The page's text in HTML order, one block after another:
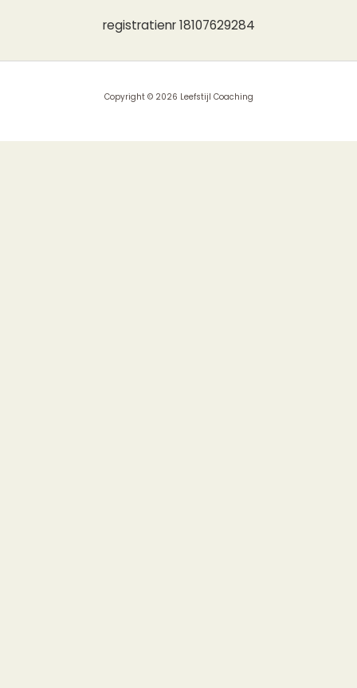
registratienr 18107629284
Copyright © 2026 Leefstijl Coaching